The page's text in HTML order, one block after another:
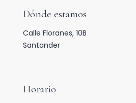
Dónde estamos
Calle Floranes, 10B
Santander
Horario